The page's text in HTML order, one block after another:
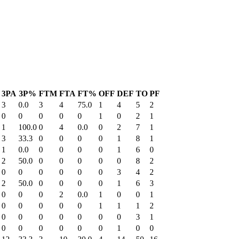
3PA 3P% FTM FTA FT% OFF DEF TO PF
3 0.0 3 4 75.0 1 4 5
2
0 0 0 0 0 1 0 2
1
1 100.0 0 4 0.0 0 2 7
1
3 33.3 0 0 0 0 1 8
1
1 0.0 0 0 0 0 1 6
0
2 50.0 0 0 0 0 0 8
2
0 0 0 0 0 0 3 4
2
2 50.0 0 0 0 0 1 6
3
0 0 0 2 0.0 1 0 0
1
0 0 0 0 0 1 1 1
2
0 0 0 0 0 0 0 3
1
0 0 0 0 0 0 1 0
0